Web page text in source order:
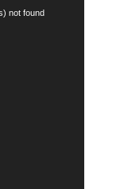
not found